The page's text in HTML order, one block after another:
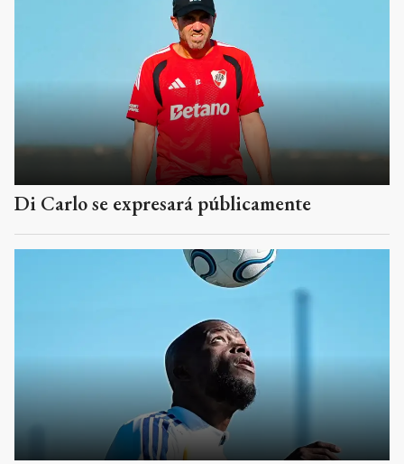
Di Carlo se expresará públicamente